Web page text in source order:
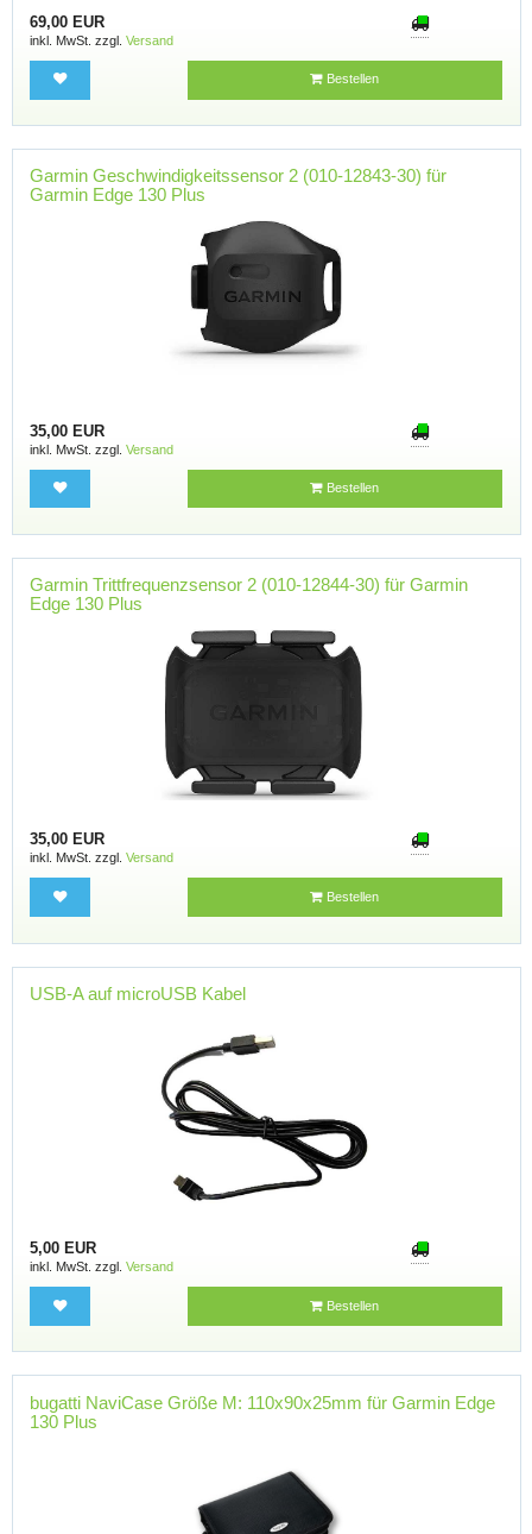
69,00 EUR
inkl. MwSt. zzgl. Versand
Bestellen
Garmin Geschwindigkeitssensor 2 (010-12843-30) für
Garmin Edge 130 Plus
35,00 EUR
inkl. MwSt. zzgl. Versand
Bestellen
Garmin Trittfrequenzsensor 2 (010-12844-30) für Garmin
Edge 130 Plus
35,00 EUR
inkl. MwSt. zzgl. Versand
Bestellen
USB-A auf microUSB Kabel
5,00 EUR
inkl. MwSt. zzgl. Versand
Bestellen
bugatti NaviCase Größe M: 110x90x25mm für Garmin Edge
130 Plus